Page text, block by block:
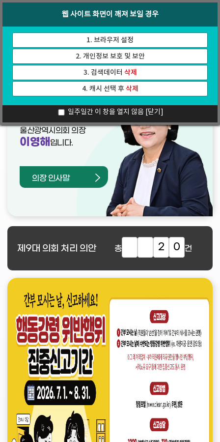
가
기
인터넷방송
웹 사이트 화면이 깨져 보일 경우
1. 브라우저 설정
2. 개인정보 보호 및 보안
3. 검색데이터 삭제
4. 캐시 선택 후삭제
일주일간 이 창을 열지 않음 [닫기]
열린의장실
울산광역시의회 의장
이영해 입니다.
의장 인사말
제9대 의회 처리 의안 총 2 0 건